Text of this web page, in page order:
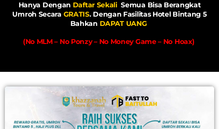
Hanya Dengan Daftar Sekali Semua Bisa Berangkat
Umroh Secara GRATIS.Dengan Fasilitas Hotel Bintang 5
Bahkan DAPAT UANG
(No MLM – No Ponzy – No Money Game – No Hoax)